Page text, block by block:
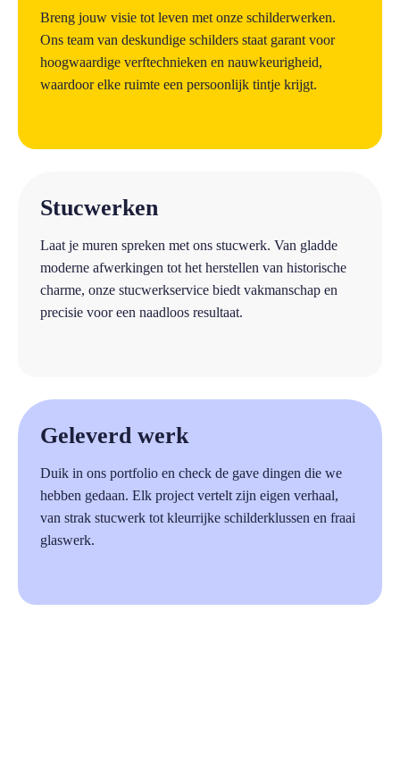
Breng jouw visie tot leven met onze schilderwerken.
Ons team van deskundige schilders staat garant voor
hoogwaardige verftechnieken en nauwkeurigheid,
waardoor elke ruimte een persoonlijk tintje krijgt.
Stucwerken
Laat je muren spreken met ons stucwerk. Van gladde
moderne afwerkingen tot het herstellen van historische
charme, onze stucwerkservice biedt vakmanschap en
precisie voor een naadloos resultaat.
Geleverd werk
Duik in ons portfolio en check de gave dingen die we
hebben gedaan. Elk project vertelt zijn eigen verhaal,
van strak stucwerk tot kleurrijke schilderklussen en fraai
glaswerk.